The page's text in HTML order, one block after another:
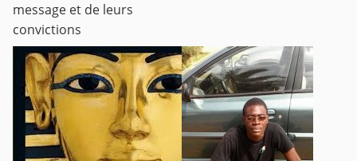
message et de leurs
convictions